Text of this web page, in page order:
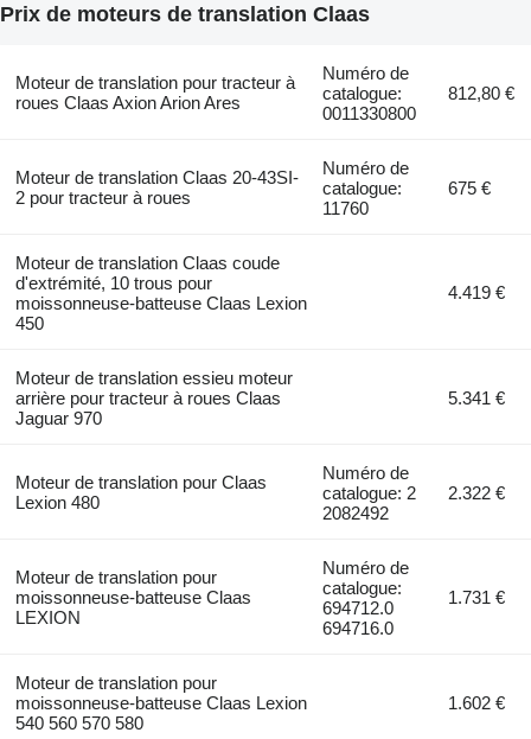
Prix de moteurs de translation Claas
Moteur de translation pour tracteur à
roues Claas Axion Arion Ares
Numéro de
catalogue:
0011330800
812,80 €
Moteur de translation Claas 20-43SI-
2 pour tracteur à roues
Numéro de
catalogue:
11760
675 €
Moteur de translation Claas coude
d'extrémité, 10 trous pour
moissonneuse-batteuse Claas Lexion
450
4.419 €
Moteur de translation essieu moteur
arrière pour tracteur à roues Claas
Jaguar 970
5.341 €
Moteur de translation pour Claas
Lexion 480
Numéro de
catalogue: 2
2082492
2.322 €
Moteur de translation pour
moissonneuse-batteuse Claas
LEXION
Numéro de
catalogue:
694712.0
694716.0
1.731 €
Moteur de translation pour
moissonneuse-batteuse Claas Lexion
540 560 570 580
1.602 €